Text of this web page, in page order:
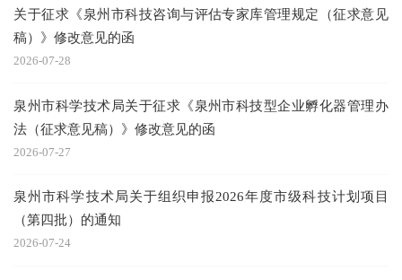
关于征求《泉州市科技咨询与评估专家库管理规定（征求意见
稿）》修改意见的函
2026-07-28
泉州市科学技术局关于征求《泉州市科技型企业孵化器管理办
法（征求意见稿）》修改意见的函
2026-07-27
泉州市科学技术局关于组织申报2026年度市级科技计划项目
（第四批）的通知
2026-07-24